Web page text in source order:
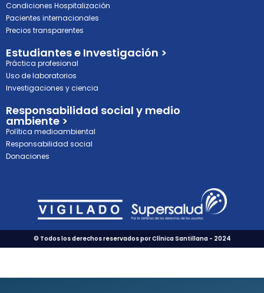
Condiciones Hospitalización
Pacientes internacionales
Precios transparentes
Estudiantes e Investigación >
Práctica profesional
Uso de laboratorios
Investigaciones y ciencia
Responsabilidad social y medio
ambiente >
Política medioambiental
Responsabilidad social
Donaciones
© Todos los derechos reservados por Clínica Santillana - 2024